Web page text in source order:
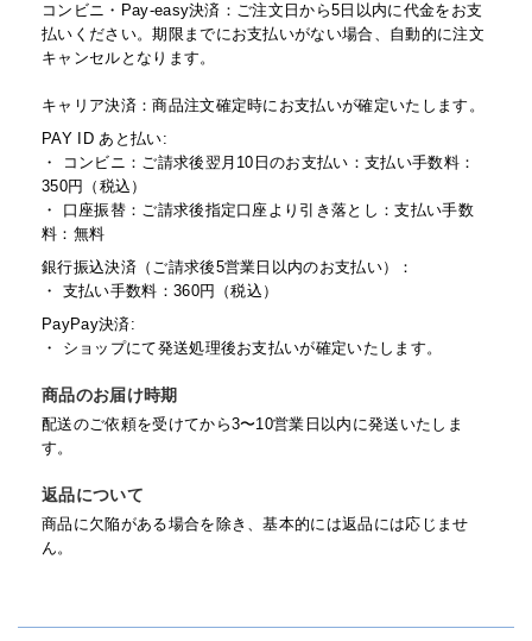
コンビニ・Pay-easy決済：ご注文日から5日以内に代金をお支
払いください。期限までにお支払いがない場合、自動的に注文
キャンセルとなります。
キャリア決済：商品注文確定時にお支払いが確定いたします。
PAY ID あと払い:
・ コンビニ：ご請求後翌月10日のお支払い：支払い手数料：
350円（税込）
・ 口座振替：ご請求後指定口座より引き落とし：支払い手数
料：無料
銀行振込決済（ご請求後5営業日以内のお支払い）：
・ 支払い手数料：360円（税込）
PayPay決済:
・ ショップにて発送処理後お支払いが確定いたします。
商品のお届け時期
配送のご依頼を受けてから3〜10営業日以内に発送いたしま
す。
返品について
商品に欠陥がある場合を除き、基本的には返品には応じませ
ん。